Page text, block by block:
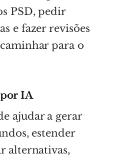
PSD, pedir
e fazer revisões
para o
por IA
ajudar a gerar
estender
alternativas,